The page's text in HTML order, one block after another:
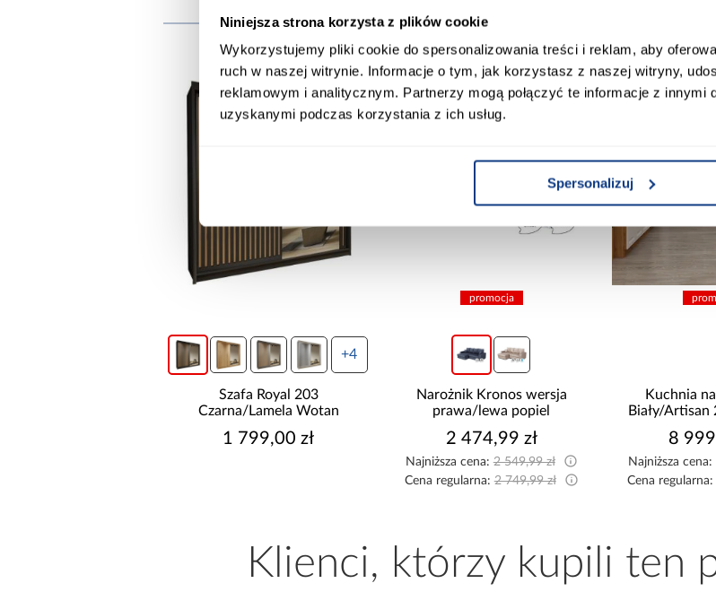
Niniejsza strona korzysta z plików cookie
Wykorzystujemy pliki cookie do spersonalizowania treści i reklam, aby
ruch w naszej witrynie. Informacje o tym, jak korzystasz z naszej witryny,
reklamowym i analitycznym. Partnerzy mogą połączyć te informacje z innymi
uzyskanymi podczas korzystania z ich usług.
Spersonalizuj
Inni Klienci
+4
Szafa Royal 203
Czarna/Lamela Wotan
1 799,00 zł
promocja
Narożnik Kronos wersja
prawa/lewa popiel
2 474,99 zł
Najniższa cena:2 549,99 zł
Cena regularna:2 749,99 zł
Kuchnia
Biały/
8
Najniższa cena:
Cena
Klienci, którzy kupili ten